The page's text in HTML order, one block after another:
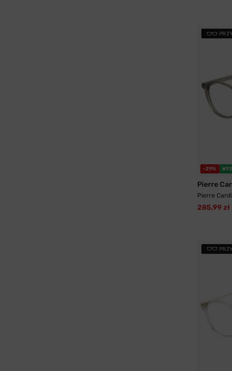
-29%
Pierre
Pierre
285,99 zł